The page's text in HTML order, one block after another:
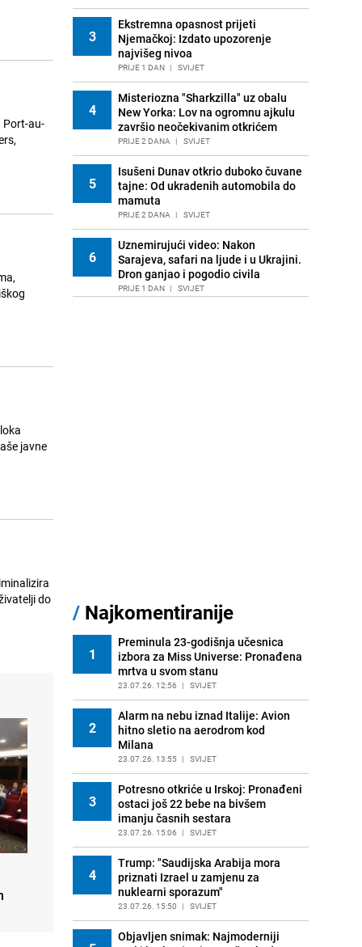
3
Ekstremna opasnost prijeti
Njemačkoj: Izdato upozorenje
najvišeg nivoa
PRIJE 1 DAN | SVIJET
4
Misteriozna "Sharkzilla" uz obalu
New Yorka: Lov na ogromnu ajkulu
završio neočekivanim otkrićem
PRIJE 2 DANA | SVIJET
5
Isušeni Dunav otkrio duboko čuvane
tajne: Od ukradenih automobila do
mamuta
PRIJE 2 DANA | SVIJET
6
Uznemirujući video: Nakon
Sarajeva, safari na ljude i u Ukrajini.
Dron ganjao i pogodio civila
PRIJE 1 DAN | SVIJET
11
Njemačka bi mogla dobiti prvu
predsjednicu: SPD poručuje da je
vrijeme za ženu na čelu države
PRIJE OKO 16H | SVIJET
12
Političar se posvađao sa ljudima na
plaži, izbila tučnjava: Intervenisala
policija
PRIJE OKO 21H | SVIJET
13
Drama na Trumpovom golf terenu:
Muškarac uhapšen s arsenalom
oružja
PRIJE 1 DAN | SVIJET
14
Još uvijek ne znate gdje biste na
odmor: Donosimo listu mjesta gdje
ćete potrošiti najmanje novca
PRIJE 2 DANA | SVIJET
15
Ljevičarski autsajder pobijedio na
demokratskim predizborima za
Senat: Abdul El-Sayed uzdrmao SAD
/ Najkomentiranije
1
Preminula 23-godišnja učesnica
izbora za Miss Universe: Pronađena
mrtva u svom stanu
23.07.26. 12:56 | SVIJET
2
Alarm na nebu iznad Italije: Avion
hitno sletio na aerodrom kod
Milana
23.07.26. 13:55 | SVIJET
3
Potresno otkriće u Irskoj: Pronađeni
ostaci još 22 bebe na bivšem
imanju časnih sestara
23.07.26. 15:06 | SVIJET
4
Trump: "Saudijska Arabija mora
priznati Izrael u zamjenu za
nuklearni sporazum"
23.07.26. 15:50 | SVIJET
Objavljen snimak: Najmoderniji